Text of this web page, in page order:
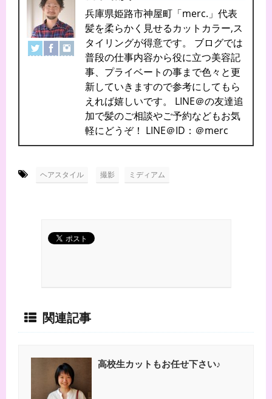
兵庫県姫路市神屋町「merc.」代表
髪を柔らかく見せるカットカラー,ス
タイリングが得意です。 ブログでは
普段の仕事内容から役に立つ美容記
事、プライベートの事まで色々と更
新していきますので参考にしてもら
えれば嬉しいです。 LINE＠の友達追
加で髪のご相談やご予約などもお気
軽にどうぞ！ LINE＠ID：＠merc
ヘアスタイル 撮影 ミディアム
関連記事
高校生カットもお任せ下さい♪